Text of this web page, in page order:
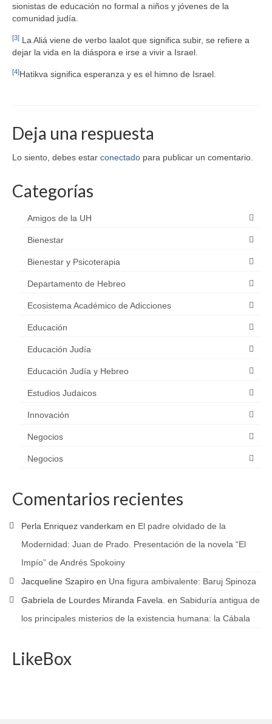
sionistas de educación no formal a niños y jóvenes de la
comunidad judía.
[3] La Aliá viene de verbo laalot que significa subir, se refiere a
dejar la vida en la diáspora e irse a vivir a Israel.
[4]Hatikva significa esperanza y es el himno de Israel.
Deja una respuesta
Lo siento, debes estar conectado para publicar un comentario.
Categorías
Amigos de la UH
Bienestar
Bienestar y Psicoterapia
Departamento de Hebreo
Ecosistema Académico de Adicciones
Educación
Educación Judía
Educación Judía y Hebreo
Estudios Judaicos
Innovación
Negocios
Negocios
Comentarios recientes
Perla Enriquez vanderkam en El padre olvidado de la
Modernidad: Juan de Prado. Presentación de la novela “El
Impío” de Andrés Spokoiny
Jacqueline Szapiro en Una figura ambivalente: Baruj Spinoza
Gabriela de Lourdes Miranda Favela. en Sabiduría antigua de
los principales misterios de la existencia humana: la Cábala
LikeBox